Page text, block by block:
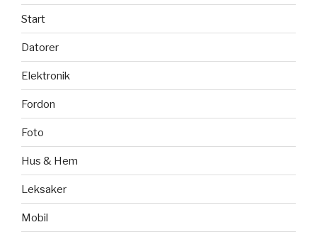
Start
Datorer
Elektronik
Fordon
Foto
Hus & Hem
Leksaker
Mobil